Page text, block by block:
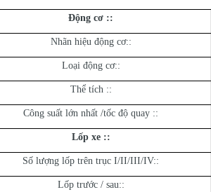
Động cơ ::
Nhãn hiệu động cơ::
Loại động cơ::
Thể tích ::
Công suất lớn nhất /tốc độ quay ::
Lốp xe ::
Số lượng lốp trên trục I/II/III/IV::
Lốp trước / sau::